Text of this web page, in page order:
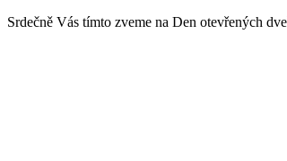
Srdečně Vás tímto zveme na Den otevřených